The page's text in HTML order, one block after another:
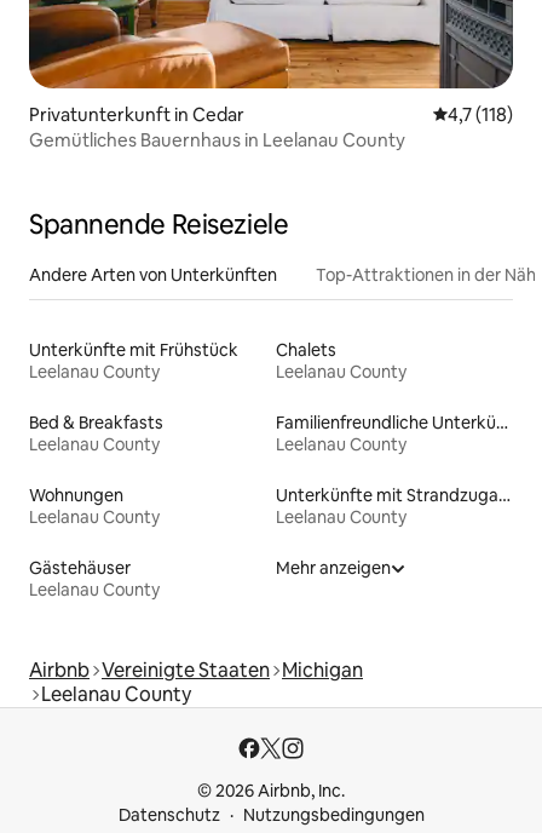
Privatunterkunft in Cedar
4,7 (118)
Gemütliches Bauernhaus in Leelanau County
Spannende Reiseziele
Andere Arten von Unterkünften Top-Attraktionen in der
Unterkünfte mit Frühstück
Leelanau County
Chalets
Leelanau County
Bed & Breakfasts
Leelanau County
Familienfreundliche Unterkünfte
Leelanau County
Wohnungen
Leelanau County
Unterkünfte mit Strandzugang
Leelanau County
Gästehäuser
Leelanau County
Mehr anzeigen
Airbnb Vereinigte Staaten Michigan
Leelanau County
© 2026 Airbnb, Inc.
Datenschutz
Nutzungsbedingungen